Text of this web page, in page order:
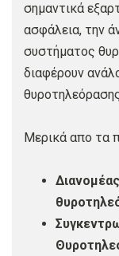
σημαντικά
ασφάλεια, την
συστήματος
διαφέρουν
Μερικά απο τα